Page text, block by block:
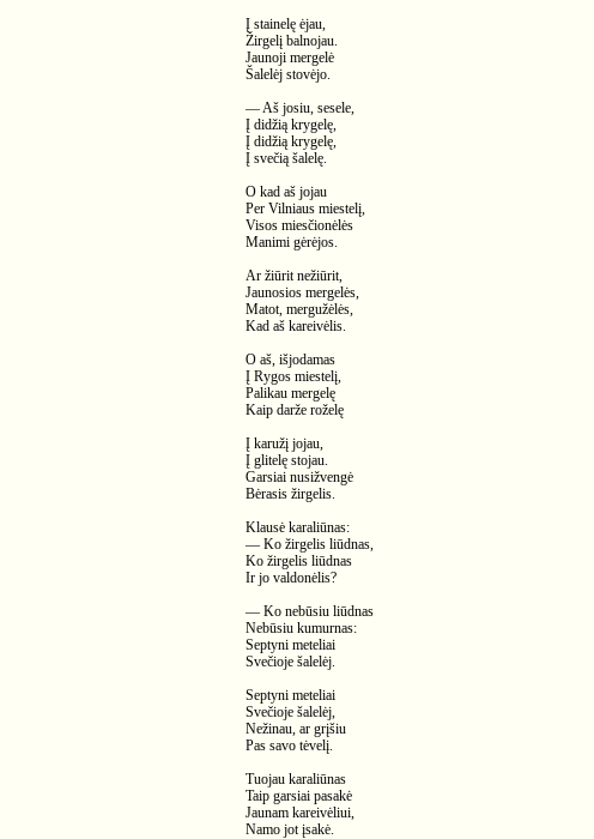
Į stainelę ėjau,
Žirgelį balnojau.
Jaunoji mergelė
Šalelėj stovėjo.
— Aš josiu, sesele,
Į didžią krygelę,
Į didžią krygelę,
Į svečią šalelę.
O kad aš jojau
Per Vilniaus miestelį,
Visos miesčionėlės
Manimi gėrėjos.
Ar žiūrit nežiūrit,
Jaunosios mergelės,
Matot, mergužėlės,
Kad aš kareivėlis.
O aš, išjodamas
Į Rygos miestelį,
Palikau mergelę
Kaip darže roželę
Į karužį jojau,
Į glitelę stojau.
Garsiai nusižvengė
Bėrasis žirgelis.
Klausė karaliūnas:
— Ko žirgelis liūdnas,
Ko žirgelis liūdnas
Ir jo valdonėlis?
— Ko nebūsiu liūdnas
Nebūsiu kumurnas:
Septyni meteliai
Svečioje šalelėj.
Septyni meteliai
Svečioje šalelėj,
Nežinau, ar grįšiu
Pas savo tėvelį.
Tuojau karaliūnas
Taip garsiai pasakė
Jaunam kareivėliui,
Namo jot įsakė.